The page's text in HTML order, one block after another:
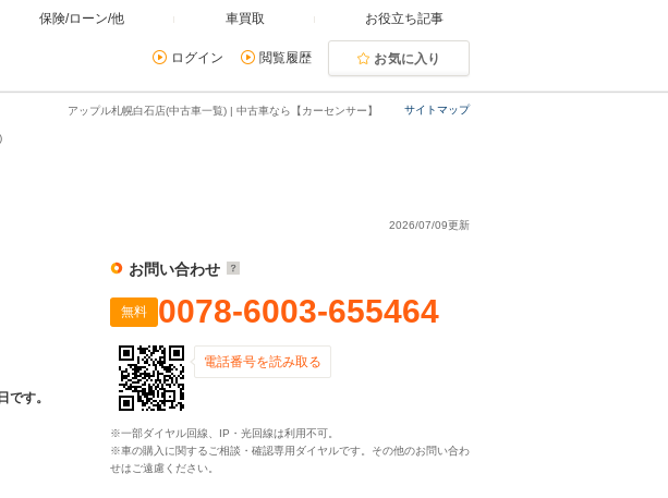
保険/ローン/他 車買取 お役立ち記事
ログイン 閲覧履歴 お気に入り
サイトマップ
アップル札幌白石店(中古車一覧) | 中古車なら【カーセンサー】
2026/07/09更新
です。
お問い合わせ
無料 0078-6003-655464
電話番号を読み取る
※一部ダイヤル回線、IP・光回線は利用不可。
※車の購入に関するご相談・確認専用ダイヤルです。その他のお問い合わ
せはご遠慮ください。